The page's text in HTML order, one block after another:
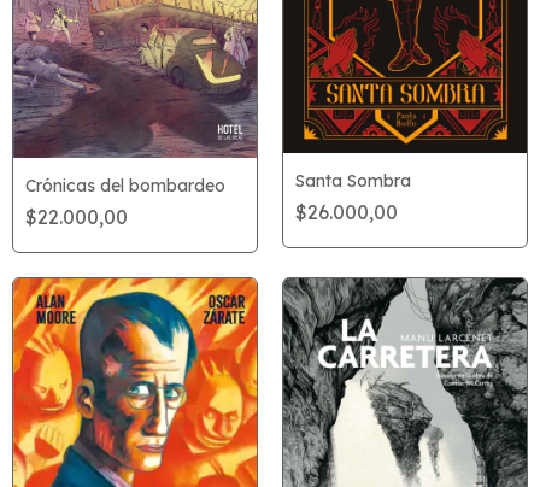
Crónicas del bombardeo
$22.000,00
Santa Sombra
$26.000,00